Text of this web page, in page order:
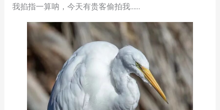
我掐指一算呐，今天有贵客偷拍我……